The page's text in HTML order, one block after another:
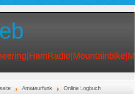
Amateurfunk Online Logbuch